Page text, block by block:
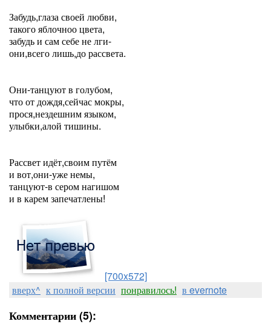
Забудь,глаза своей любви,
такого яблочноо цвета,
забудь и сам себе не лги-
они,всего лишь,до рассвета.
Они-танцуют в голубом,
что от дождя,сейчас мокры,
прося,нездешним языком,
улыбки,алой тишины.
Рассвет идёт,своим путём
и вот,они-уже немы,
танцуют-в сером нагишом
и в карем запечатлены!
[700x572]
вверх^ к полной версии понравилось! в evernote
Комментарии (5):